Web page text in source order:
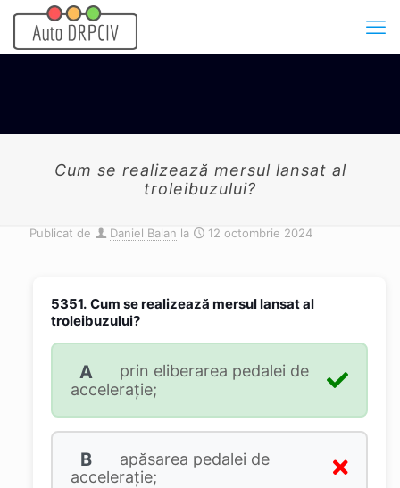
Cum se realizează mersul lansat al
troleibuzului?
Publicat de Daniel Balan la 12 octombrie 2024
5351. Cum se realizează mersul lansat al
troleibuzului?
A
prin eliberarea pedalei de
accelerație;
B
apăsarea pedalei de
accelerație;